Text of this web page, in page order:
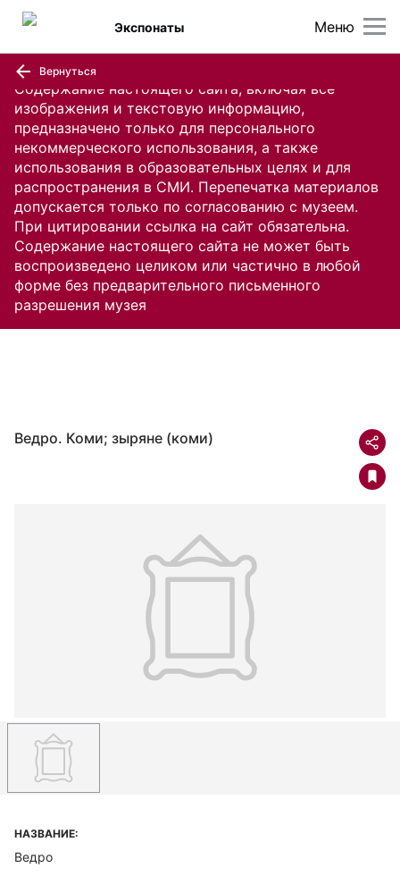
Содержание настоящего сайта, включая все
изображения и текстовую информацию,
предназначено только для персонального
некоммерческого использования, а также
использования в образовательных целях и для
распространения в СМИ. Перепечатка материалов
допускается только по согласованию с музеем.
При цитировании ссылка на сайт обязательна.
Содержание настоящего сайта не может быть
воспроизведено целиком или частично в любой
форме без предварительного письменного
разрешения музея
Меню
Экспонаты
Вернуться
Ведро. Коми; зыряне (коми)
НАЗВАНИЕ:
Ведро